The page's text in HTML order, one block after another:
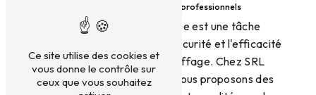
Des services de ramonage professionnels
Le ramonage de cheminée est une tâche
importante pour assurer la sécurité et l'efficacité
de votre système de chauffage. Chez SRL
Chauffage Masure David, nous proposons des
Ce site utilise des cookies et
vous donne le contrôle sur
ceux que vous souhaitez